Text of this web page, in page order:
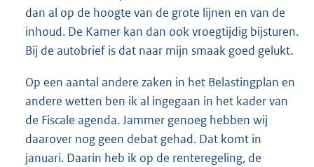
dan al op de hoogte van de grote lijnen en van de
inhoud. De Kamer kan dan ook vroegtijdig bijsturen.
Bij de autobrief is dat naar mijn smaak goed gelukt.
Op een aantal andere zaken in het Belastingplan en
andere wetten ben ik al ingegaan in het kader van
de Fiscale agenda. Jammer genoeg hebben wij
daarover nog geen debat gehad. Dat komt in
januari. Daarin heb ik op de renteregeling, de